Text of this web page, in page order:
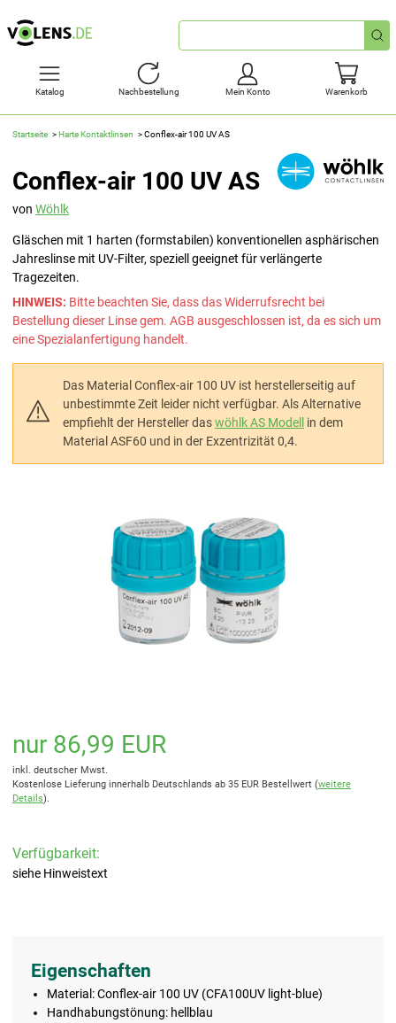
Schnellsuche
Katalog Nachbestellung Mein Konto Warenkorb
Startseite Harte Kontaktlinsen Conflex-air 100 UV AS
Conflex-air 100 UV AS
von Wöhlk
Gläschen mit 1 harten (formstabilen) konventionellen asphärischen
Jahreslinse mit UV-Filter, speziell geeignet für verlängerte
Tragezeiten.
HINWEIS: Bitte beachten Sie, dass das Widerrufsrecht bei
Bestellung dieser Linse gem. AGB ausgeschlossen ist, da es sich um
eine Spezialanfertigung handelt.
Das Material Conflex-air 100 UV ist herstellerseitig auf
unbestimmte Zeit leider nicht verfügbar. Als Alternative
empfiehlt der Hersteller daswöhlk AS Modell in dem
Material ASF60 und in der Exzentrizität 0,4.
nur 86,99 EUR
inkl. deutscher Mwst.
Kostenlose Lieferung innerhalb Deutschlands ab 35 EUR Bestellwert (weitere
Details).
Verfügbarkeit:
siehe Hinweistext
Eigenschaften
Material: Conflex-air 100 UV (CFA100UV light-blue)
Handhabungstönung: hellblau